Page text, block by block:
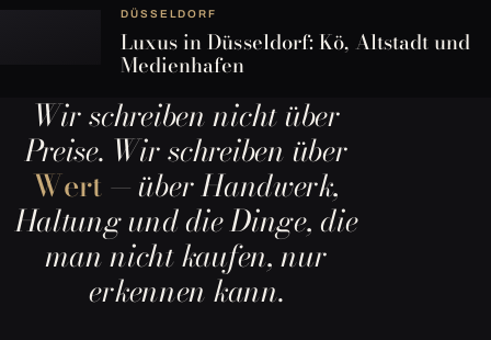
DÜSSELDORF
Luxus in Düsseldorf: Kö, Altstadt und
Medienhafen
Wir schreiben nicht über
Preise. Wir schreiben über
Wert— über Handwerk,
Haltung und die Dinge, die
man nicht kaufen, nur
erkennen kann.